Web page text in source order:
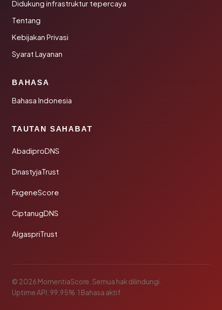
Didukung infrastruktur tepercaya
Tentang
Kebijakan Privasi
Syarat Layanan
BAHASA
Bahasa Indonesia
TAUTAN SAHABAT
AbadiproDNS
DnastyjaTrust
FxgeneScore
CiptanugDNS
AlgaspriTrust
© 2026 MomentiaScore. Semua hak dilindungi.
Uptime API: 99.95%·1 Bahasa aktif